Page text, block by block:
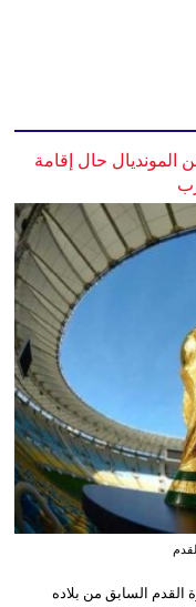
المونديال حال إقامة
القدم السابق من بلاده